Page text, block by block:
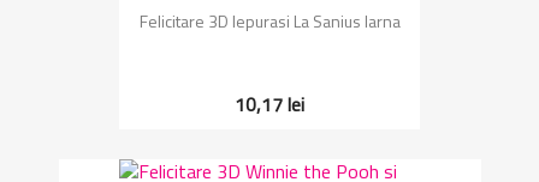
Felicitare 3D Iepurasi La Sanius Iarna
10,17 lei